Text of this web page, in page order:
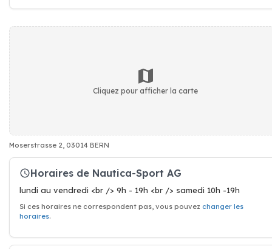
Cliquez pour afficher la carte
Moserstrasse 2, 03014 BERN
Horaires de Nautica-Sport AG
lundi au vendredi <br /> 9h - 19h <br /> samedi 10h -19h
Si ces horaires ne correspondent pas, vous pouvez changer les
horaires.